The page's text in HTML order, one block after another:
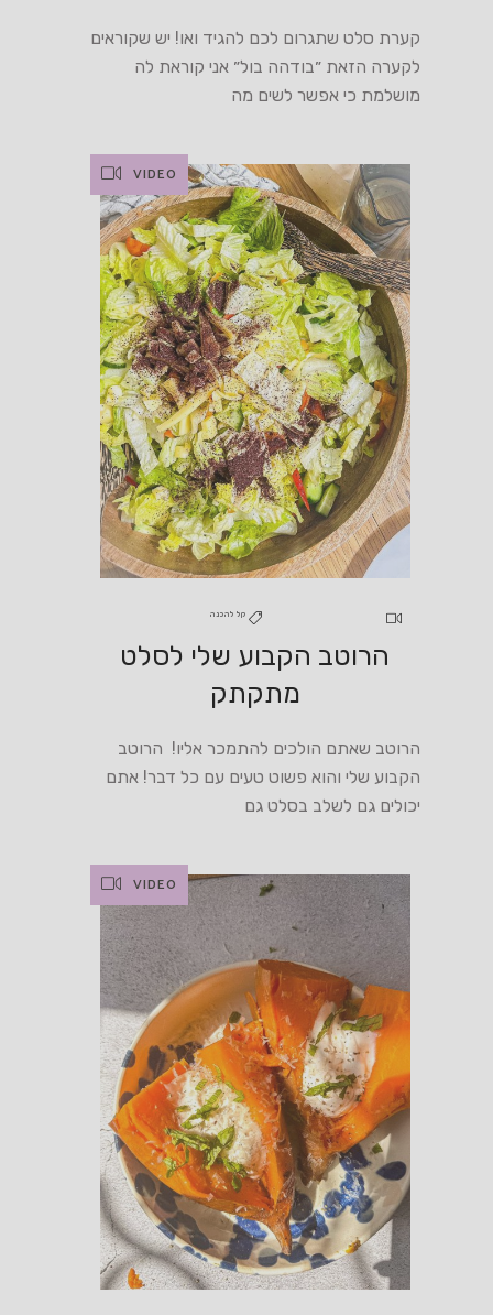
קערת סלט שתגרום לכם להגיד ואו! יש שקוראים
לקערה הזאת ״בודהה בול״ אני קוראת לה
מושלמת כי אפשר לשים מה
VIDEO
קל להכנה
הרוטב הקבוע שלי לסלט
מתקתק
הרוטב שאתם הולכים להתמכר אליו! הרוטב
הקבוע שלי והוא פשוט טעים עם כל דבר! אתם
יכולים גם לשלב בסלט גם
VIDEO